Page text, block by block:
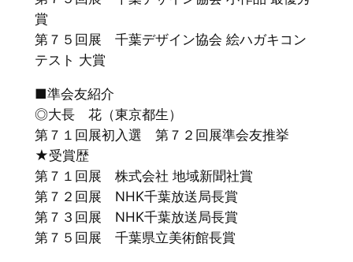
賞
第７５回展 千葉デザイン協会 絵ハガキコン
テスト 大賞
■準会友紹介
◎大長 花（東京都生）
第７１回展初入選 第７２回展準会友推挙
★受賞歴
第７１回展 株式会社 地域新聞社賞
第７２回展 NHK千葉放送局長賞
第７３回展 NHK千葉放送局長賞
第７５回展 千葉県立美術館長賞